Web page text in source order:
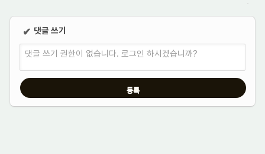
✔ 댓글 쓰기
댓글 쓰기 권한이 없습니다. 로그인 하시겠습니까?